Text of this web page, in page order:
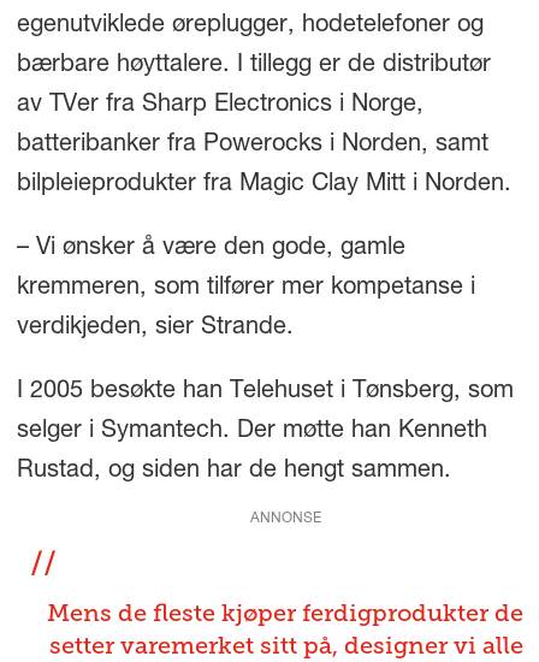
egenutviklede øreplugger, hodetelefoner og
bærbare høyttalere. I tillegg er de distributør
av TVer fra Sharp Electronics i Norge,
batteribanker fra Powerocks i Norden, samt
bilpleieprodukter fra Magic Clay Mitt i Norden.
– Vi ønsker å være den gode, gamle
kremmeren, som tilfører mer kompetanse i
verdikjeden, sier Strande.
I 2005 besøkte han Telehuset i Tønsberg, som
selger i Symantech. Der møtte han Kenneth
Rustad, og siden har de hengt sammen.
ANNONSE
Mens de fleste kjøper ferdigprodukter de
setter varemerket sitt på, designer vi alle